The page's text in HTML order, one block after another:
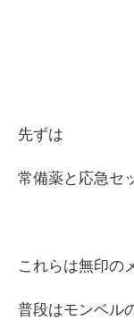
先ずは
常備薬と応急セ
これらは無印の
普段はモンベル